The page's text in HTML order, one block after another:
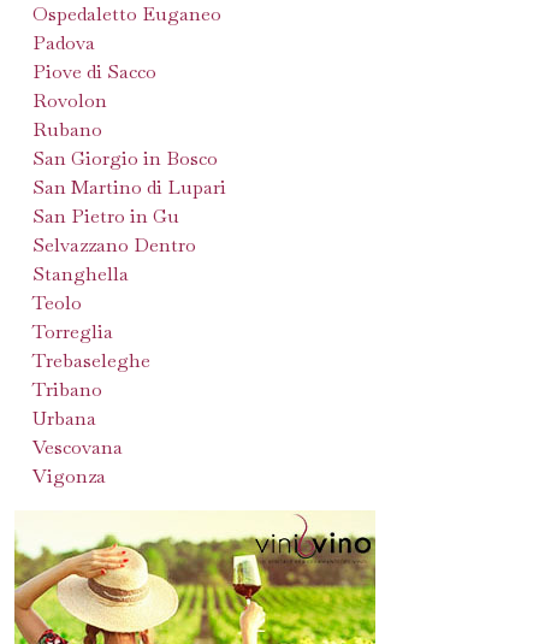
Ospedaletto Euganeo
Padova
Piove di Sacco
Rovolon
Rubano
San Giorgio in Bosco
San Martino di Lupari
San Pietro in Gu
Selvazzano Dentro
Stanghella
Teolo
Torreglia
Trebaseleghe
Tribano
Urbana
Vescovana
Vigonza